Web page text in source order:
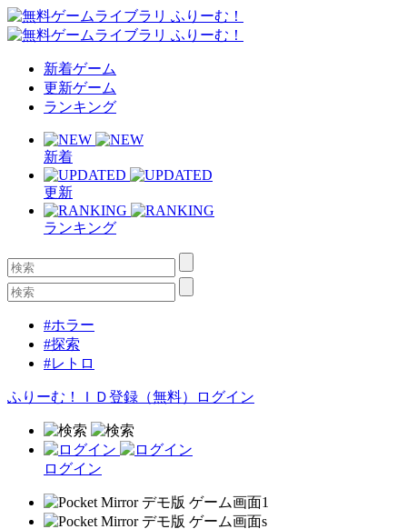
新着ゲーム
更新ゲーム
ランキング
新着
更新
ランキング
#ホラー
#探索
#レトロ
ふりーむ！ＩＤ登録（無料） ログイン
ログイン